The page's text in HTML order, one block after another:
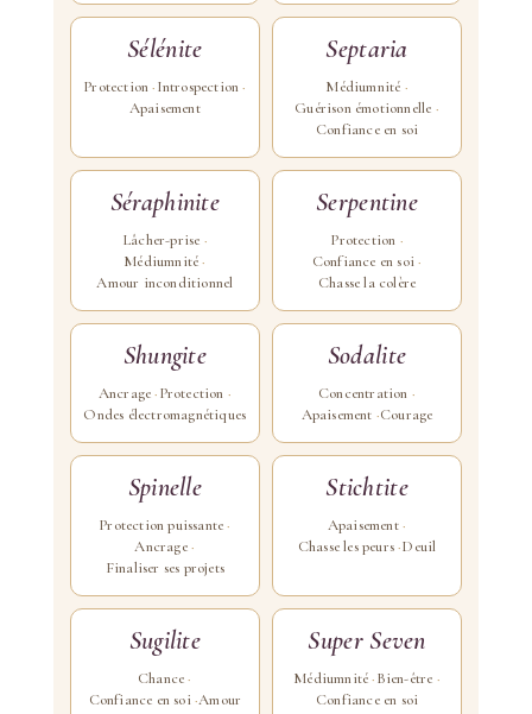
Sélénite
Protection Introspection
Apaisement
Septaria
Médiumnité
Guérison émotionnelle
Confiance en soi
Séraphinite
Lâcher-prise
Médiumnité
Amour inconditionnel
Serpentine
Protection
Confiance en soi
Chasse la colère
Shungite
Ancrage Protection
Ondes électromagnétiques
Sodalite
Concentration
Apaisement Courage
Spinelle
Protection puissante
Ancrage
Finaliser ses projets
Stichtite
Apaisement
Chasse les peurs Deuil
Sugilite
Chance
Confiance en soi Amour
Super Seven
Médiumnité Bien-être
Confiance en soi